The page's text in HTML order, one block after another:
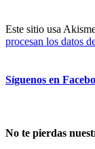
Este sitio usa
procesan los datos
Síguenos en
No te pierdas